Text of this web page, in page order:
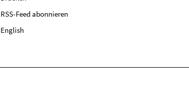
RSS-Feed abonnieren
English